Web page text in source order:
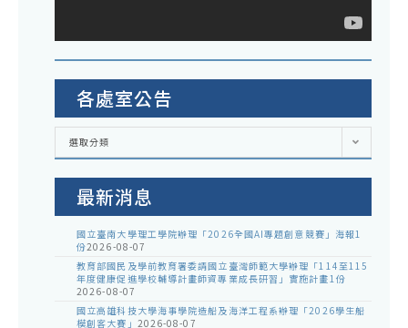
各處室公告
各
室
選取分類
最新消息
國立臺南大學理工學院辦理「2026全國AI專題創意競賽」海報1
份2026-08-07
教育部國民及學前教育署委請國立臺灣師範大學辦理「114至115
年度健康促進學校輔導計畫師資專業成長研習」實施計畫1份
2026-08-07
國立高雄科技大學海事學院造船及海洋工程系辦理「2026學生船
模創客大賽」 2026-08-07